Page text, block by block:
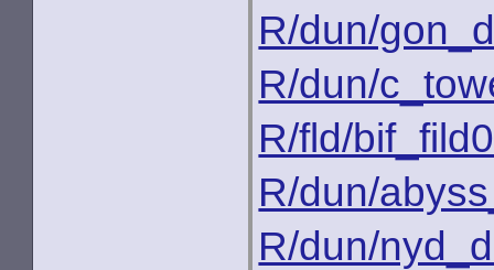
R/dun/
R/dun/
R/fld/
R/dun/
R/dun/